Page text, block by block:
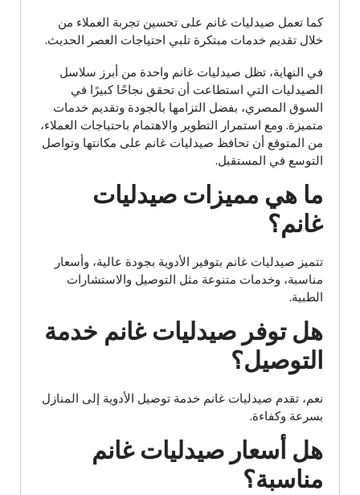
كما تعمل صيدليات غانم على تحسين تجربة العملاء من
خلال تقديم خدمات مبتكرة تلبي احتياجات العصر الحديث.
في النهاية، تظل صيدليات غانم واحدة من أبرز سلاسل
الصيدليات التي استطاعت أن تحقق نجاحًا كبيرًا في
السوق المصري، بفضل التزامها بالجودة وتقديم خدمات
متميزة. ومع استمرار التطوير والاهتمام باحتياجات العملاء،
من المتوقع أن تحافظ صيدليات غانم على مكانتها وتواصل
التوسع في المستقبل.
ما هي مميزات صيدليات
غانم؟
تتميز صيدليات غانم بتوفير الأدوية بجودة عالية، وأسعار
مناسبة، وخدمات متنوعة مثل التوصيل والاستشارات
الطبية.
هل توفر صيدليات غانم خدمة
التوصيل؟
نعم، تقدم صيدليات غانم خدمة توصيل الأدوية إلى المنازل
بسرعة وكفاءة.
هل أسعار صيدليات غانم
مناسبة؟